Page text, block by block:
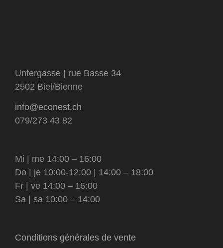
Untergasse | rue Basse 34
2502 Biel/Bienne
info@econest.ch
079/273 43 82
Mi | me 14:00 – 16:00
Do | je 10:00-12:00 | 14:00 – 18:00
Fr | ve 14:00 – 16:00
Sa | sa 10:00 – 14:00
Conditions générales de vente